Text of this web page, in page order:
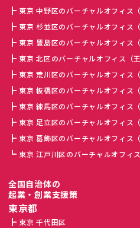
東京 中野区のバーチャルオフィス
東京 杉並区のバーチャルオフィス
東京 豊島区のバーチャルオフィス
東京 北区のバーチャルオフィス（
東京 荒川区のバーチャルオフィス
東京 板橋区のバーチャルオフィス
東京 練馬区のバーチャルオフィス
東京 足立区のバーチャルオフィス
東京 葛飾区のバーチャルオフィス
東京 江戸川区のバーチャルオフィ
全国自治体の
起業・創業支援策
東京都
東京 千代田区